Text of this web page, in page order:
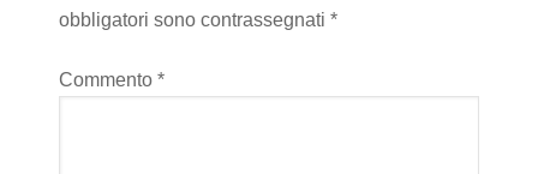
obbligatori sono contrassegnati *
Commento *